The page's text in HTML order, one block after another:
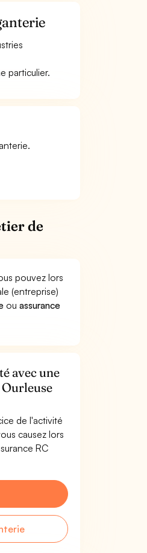
particulier.
de
pouvez lors
(entreprise)
ouassurance
avec une
de l'activité
causez lors
RC